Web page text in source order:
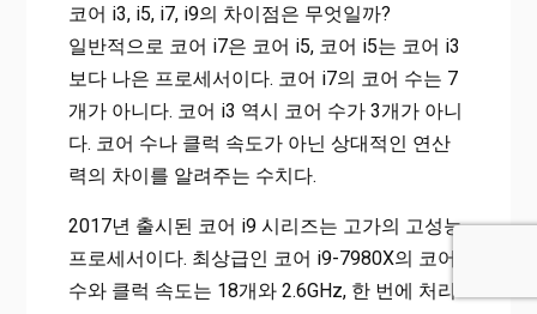
코어 i3, i5, i7, i9의 차이점은 무엇일까?
일반적으로 코어 i7은 코어 i5, 코어 i5는 코어 i3
보다 나은 프로세서이다. 코어 i7의 코어 수는 7
개가 아니다. 코어 i3 역시 코어 수가 3개가 아니
다. 코어 수나 클럭 속도가 아닌 상대적인 연산
력의 차이를 알려주는 수치다.
2017년 출시된 코어 i9 시리즈는 고가의 고성능
프로세서이다. 최상급인 코어 i9-7980X의 코어
수와 클럭 속도는 18개와 2.6GHz, 한 번에 처리